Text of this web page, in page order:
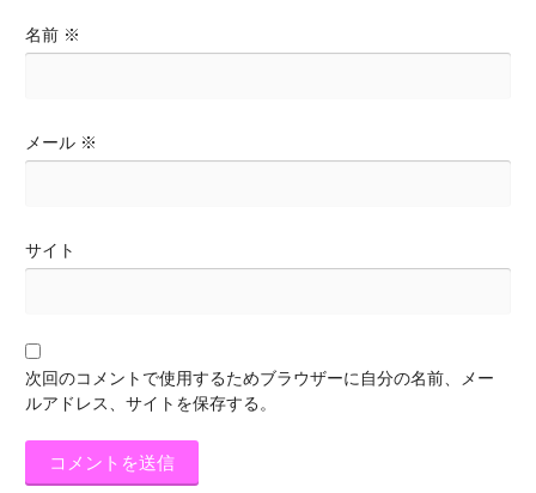
名前 ※
メール ※
サイト
次回のコメントで使用するためブラウザーに自分の名前、メー
ルアドレス、サイトを保存する。